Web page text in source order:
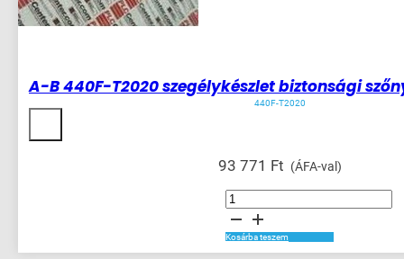
A-B 440F-T2020 szegélykészlet biztonsági
440F-T2020
93 771 Ft (ÁFA-val)
A-
T2020
szegélykészlet
biztonsági
szőnyeghez
Kosárba teszem